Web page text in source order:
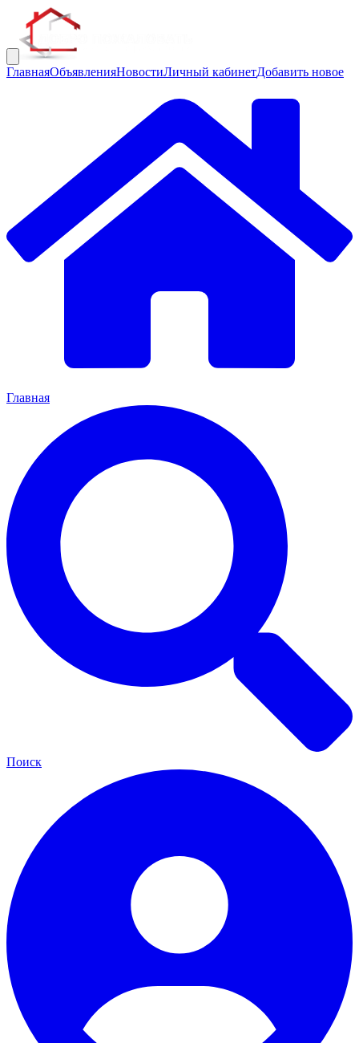
ГлавнаяОбъявленияНовостиЛичный кабинетДобавить новое
Главная
Поиск